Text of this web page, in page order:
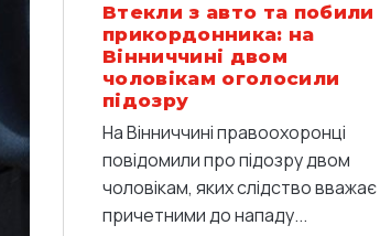
Втекли з авто та побили
прикордонника: на
Вінниччині двом
чоловікам оголосили
підозру
На Вінниччині правоохоронці
повідомили про підозру двом
чоловікам, яких слідство вважає
причетними до нападу...